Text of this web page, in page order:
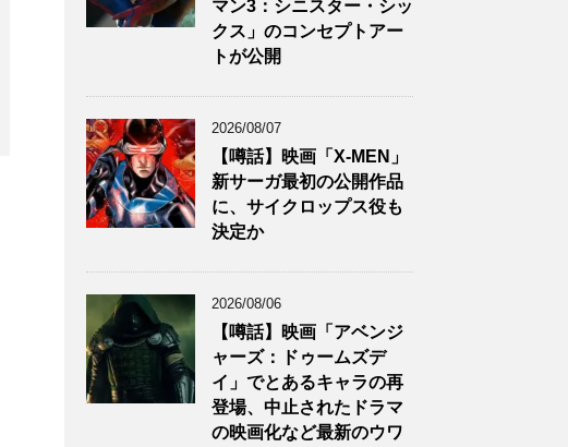
マン3：シニスター・シッ
クス」のコンセプトアー
トが公開
2026/08/07
【噂話】映画「X-MEN」
新サーガ最初の公開作品
に、サイクロップス役も
決定か
2026/08/06
【噂話】映画「アベンジ
ャーズ：ドゥームズデ
イ」でとあるキャラの再
登場、中止されたドラマ
の映画化など最新のウワ